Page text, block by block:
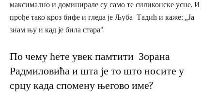
максимално и доминирале су само те силиконске усне. И
прође тако кроз бифе и гледа је Љуба Тадић и каже: „Ја
знам њу и кад је била стара“.
По чему ћете увек памтити Зорана
Радмиловића и шта је то што носите у
срцу када спомену његово име?